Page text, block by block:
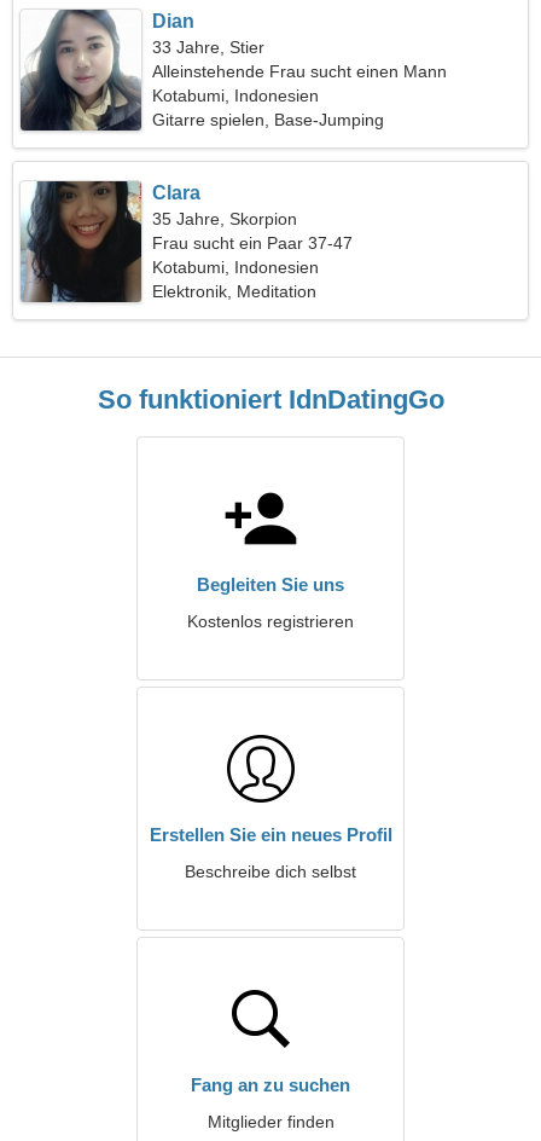
Dian
33 Jahre, Stier
Alleinstehende Frau sucht einen Mann
Kotabumi, Indonesien
Gitarre spielen, Base-Jumping
Clara
35 Jahre, Skorpion
Frau sucht ein Paar 37-47
Kotabumi, Indonesien
Elektronik, Meditation
So funktioniert IdnDatingGo
Begleiten Sie uns
Kostenlos registrieren
Erstellen Sie ein neues Profil
Beschreibe dich selbst
Fang an zu suchen
Mitglieder finden